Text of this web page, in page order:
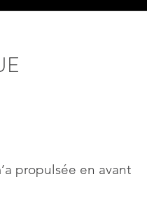
propulsée en avant